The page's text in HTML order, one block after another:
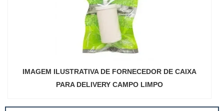
IMAGEM ILUSTRATIVA DE FORNECEDOR DE CAIXA
PARA DELIVERY CAMPO LIMPO